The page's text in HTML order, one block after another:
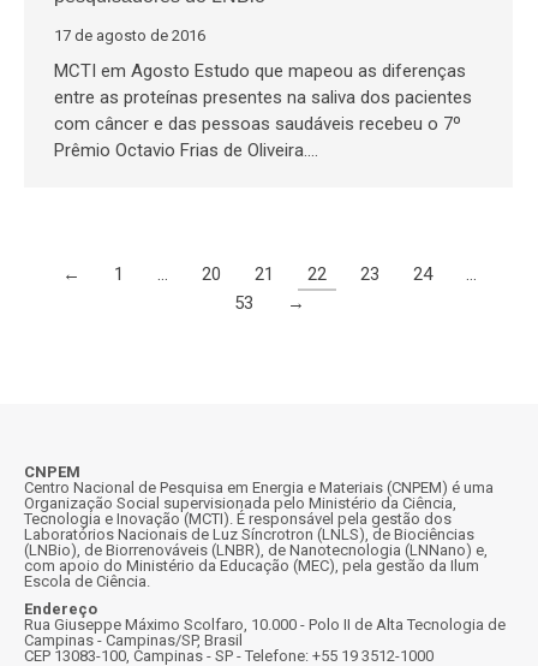
17 de agosto de 2016
MCTI em Agosto Estudo que mapeou as diferenças
entre as proteínas presentes na saliva dos pacientes
com câncer e das pessoas saudáveis recebeu o 7º
Prêmio Octavio Frias de Oliveira.…
← 1 … 20 21 22 23 24
…
53
→
CNPEM
Centro Nacional de Pesquisa em Energia e Materiais (CNPEM) é uma
Organização Social supervisionada pelo Ministério da Ciência,
Tecnologia e Inovação (MCTI). É responsável pela gestão dos
Laboratórios Nacionais de Luz Síncrotron (LNLS), de Biociências
(LNBio), de Biorrenováveis (LNBR), de Nanotecnologia (LNNano) e,
com apoio do Ministério da Educação (MEC), pela gestão da Ilum
Escola de Ciência.
Endereço
Rua Giuseppe Máximo Scolfaro, 10.000 - Polo II de Alta Tecnologia de
Campinas - Campinas/SP, Brasil
CEP 13083-100, Campinas - SP - Telefone: +55 19 3512-1000